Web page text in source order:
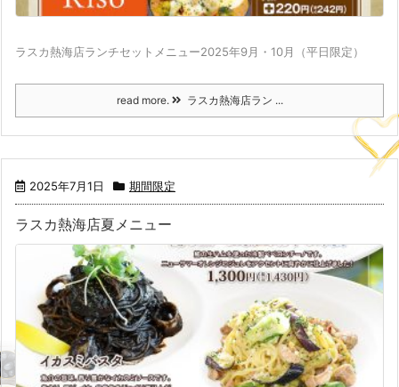
ラスカ熱海店ランチセットメニュー2025年9月・10月（平日限定）
read more. ラスカ熱海店ラン ...
2025年7月1日 期間限定
ラスカ熱海店夏メニュー